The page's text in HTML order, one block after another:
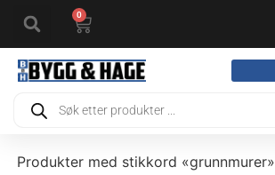
0
Produkter med stikkord «grunnmurer»